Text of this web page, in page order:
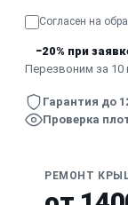
Согласен на
−20% при
Перезвоним за 10
Гарантия до
Проверка
РЕМОНТ